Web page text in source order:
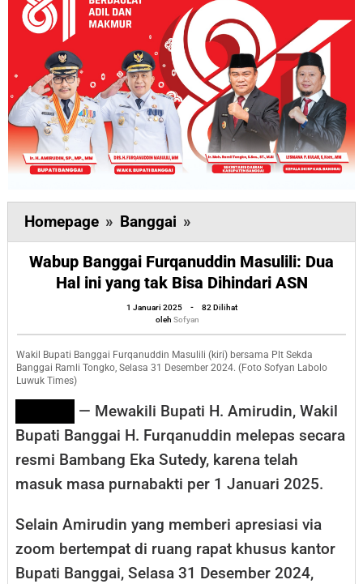
Homepage » Banggai »
Banggai
Furqanuddin
Masulili:
Dua
Hal
ini
tak
Bisa
ASN
Wabup Banggai Furqanuddin Masulili: Dua
Hal ini yang tak Bisa Dihindari ASN
1 Januari 2025
oleh
Sofyan
-
82 Dilihat
oleh Sofyan
Wakil Bupati Banggai Furqanuddin Masulili (kiri) bersama Plt Sekda
Banggai Ramli Tongko, Selasa 31 Desember 2024. (Foto Sofyan Labolo
Luwuk Times)
— Mewakili Bupati H. Amirudin, Wakil
Bupati Banggai H. Furqanuddin melepas secara
resmi Bambang Eka Sutedy, karena telah
masuk masa purnabakti per 1 Januari 2025.
Selain Amirudin yang memberi apresiasi via
zoom bertempat di ruang rapat khusus kantor
Bupati Banggai, Selasa 31 Desember 2024,